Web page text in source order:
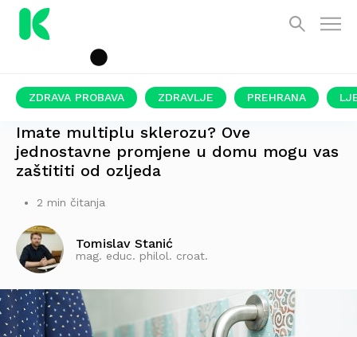
ZDRAVA PROBAVA ZDRAVLJE PREHRANA
Imate multiplu sklerozu? Ove
jednostavne promjene u domu mogu vas
zaštititi od ozljeda
2 min čitanja
Tomislav Stanić
mag. educ. philol. croat.